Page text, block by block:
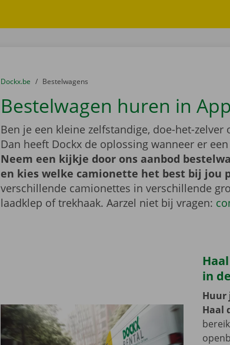
U bevindt zich hier:
van
Dockx.be naar
Bestelwagens
Bestelwagen huren in
Ben je een kleine zelfstandige, doe-het-
Dan heeft Dockx de oplossing wanneer er
Neem een kijkje door ons aanbod
en kies welke camionette het best bij jou
verschillende camionettes in verschillende
laadklep of trekhaak. Aarzel niet bij vragen:
in
Huur
Haal